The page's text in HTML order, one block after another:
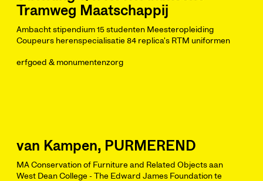
Tramweg Maatschappij
Ambacht stipendium 15 studenten Meesteropleiding
Coupeurs herenspecialisatie 84 replica's RTM uniformen
erfgoed & monumentenzorg
van Kampen, PURMEREND
MA Conservation of Furniture and Related Objects aan
West Dean College - The Edward James Foundation te